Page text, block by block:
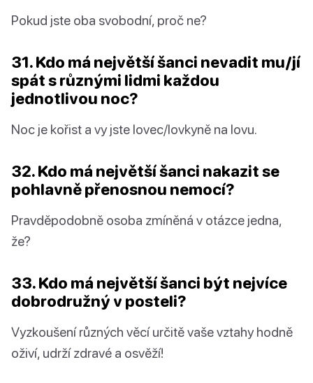
Pokud jste oba svobodní, proč ne?
31. Kdo má největší šanci nevadit mu/jí
spát s různými lidmi každou
jednotlivou noc?
Noc je kořist a vy jste lovec/lovkyně na lovu.
32. Kdo má největší šanci nakazit se
pohlavně přenosnou nemocí?
Pravděpodobně osoba zmíněná v otázce jedna,
že?
33. Kdo má největší šanci být nejvíce
dobrodružný v posteli?
Vyzkoušení různých věcí určitě vaše vztahy hodně
oživí, udrží zdravé a osvěží!